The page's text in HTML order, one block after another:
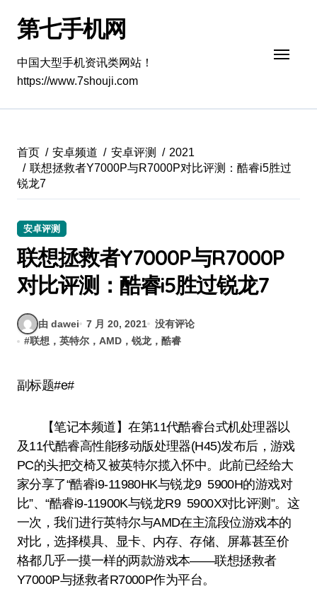
第七手机网
中国大型手机资讯类网站！
https://www.7shouji.com
首页 安卓频道 安卓评测
2021
联想拯救者Y7000P与R7000P对比评测：酷睿i5胜过
锐龙7
安卓评测
联想拯救者Y7000P与R7000P
对比评测：酷睿i5胜过锐龙7
由 dawei 7 月 20, 2021
没有评论
#联想，英特尔，AMD，锐龙，酷睿
副标题#e#
【笔记本频道】在第11代酷睿台式机处理器以
及11代酷睿高性能移动版处理器(H45)发布后，游戏
PC的头把交椅又被英特尔揽入怀中。此前已经给大
家分享了“酷睿i9-11980HK与锐龙9 5900H的游戏对
比”、“酷睿i9-11900K与锐龙R9 5900X对比评测”。这
一次，我们进行英特尔与AMD在主流段位游戏本的
对比，选择模具、显卡、内存、存储、屏幕甚至价
格都几乎一摸一样的两款游戏本——联想拯救者
Y7000P与拯救者R7000P作为平台。